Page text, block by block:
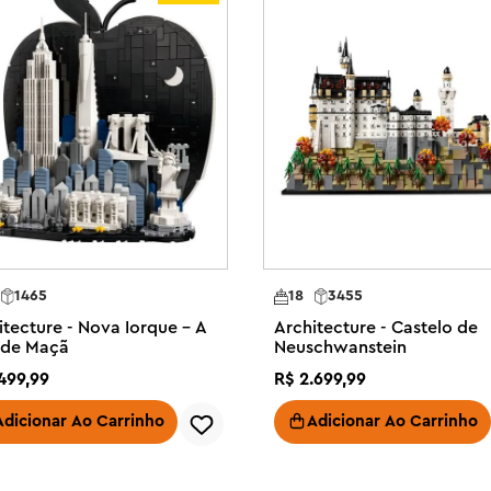
e é um ótimo presente para fãs
ICÔNICOS – Adultos a partir de 18
conjunto de construção
sala de estar, casa ou
LEGO® detalhado de Paris –
parisiense em meio a um
– Recrie a Torre Eiffel,
prateleira.
Amor" na frente e a exiba
detalhado é ideal para
1465
- Nova Iorque – A
Maçã
,99
Ao Carrinho
3455
18
Architecture - Castelo de
Neuschwanstein
R$ 2.699,99
Adicionar Ao Carrinho